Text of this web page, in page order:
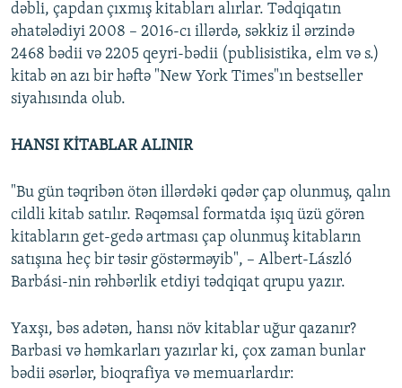
dəbli, çapdan çıxmış kitabları alırlar. Tədqiqatın
əhatələdiyi 2008 – 2016-cı illərdə, səkkiz il ərzində
2468 bədii və 2205 qeyri-bədii (publisistika, elm və s.)
kitab ən azı bir həftə "New York Times"ın bestseller
siyahısında olub.
HANSI KİTABLAR ALINIR
"Bu gün təqribən ötən illərdəki qədər çap olunmuş, qalın
cildli kitab satılır. Rəqəmsal formatda işıq üzü görən
kitabların get-gedə artması çap olunmuş kitabların
satışına heç bir təsir göstərməyib", – Albert-László
Barbási-nin rəhbərlik etdiyi tədqiqat qrupu yazır.
Yaxşı, bəs adətən, hansı növ kitablar uğur qazanır?
Barbasi və həmkarları yazırlar ki, çox zaman bunlar
bədii əsərlər, bioqrafiya və memuarlardır: